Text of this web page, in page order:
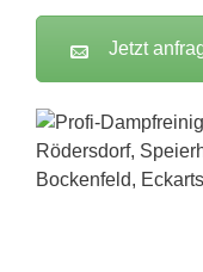
Jetzt